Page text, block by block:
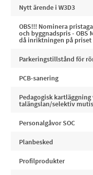
Nytt ärende i W3D3
OBS!!! Nominera
och byggnadspris - OBS
då inriktningen på priset
Parkeringstillstånd för
PCB-sanering
Pedagogisk
talängslan/selektiv
Personalgåvor SOC
Planbesked
Profilprodukter